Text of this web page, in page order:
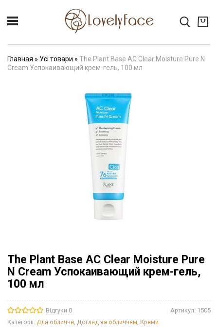
Главная » Усі товари » The Plant Base AC Clear Moisture Pure N
Cream Успокаивающий крем-гель, 100 мл
The Plant Base AC Clear Moisture Pure
N Cream Успокаивающий крем-гель,
100 мл
Відгуки 0 Артикул: 1505
Категорії: Для обличчя, Догляд за обличчям, Креми